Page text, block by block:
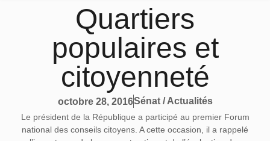
Quartiers
populaires et
citoyenneté
octobre 28, 2016Sénat / Actualités
Le président de la République a participé au premier Forum
national des conseils citoyens. A cette occasion, il a rappelé